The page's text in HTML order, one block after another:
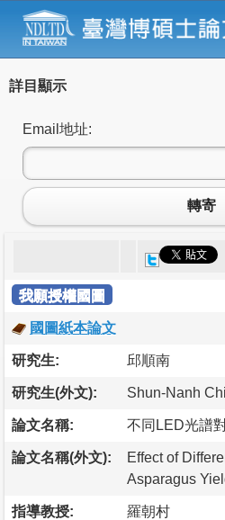
詳目顯示
Email地址:
轉寄
我願授權國圖
國圖紙本論文
研究生: 邱順南
研究生(外文): Shun-Nanh
論文名稱: 不同LED光譜
論文名稱(外文):
Effect of
Asparagus
指導教授: 羅朝村